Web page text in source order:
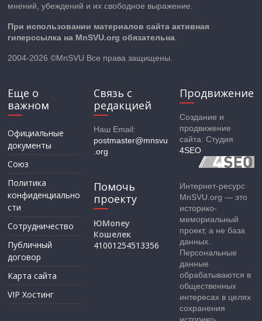
мнений, убеждений и их свободное выражение.
При использовании материалов сайта активная
гиперссылка на MnSVU.org обязательна
2004-2026 ©MnSVU Все права защищены.
Еще о
важном
Официальные
документы
Союз
Политика
конфиденциально
сти
Сотрудничество
Публичный
договор
Карта сайта
VIP Хостинг
Связь с
редакцией
Наш Email:
postmaster@mnsvu
.org
Помочь
проекту
ЮMoney
Кошелек
41001254513356
Продвижение
Создание и
продвижение
сайта: Студия
4SEO
Интернет-ресурс
MnSVU.org — это
историко-
мемориальный
проект, а не база
данных.
Персональные
данные
обрабатываются в
общественных
интересах в целях
сохранения